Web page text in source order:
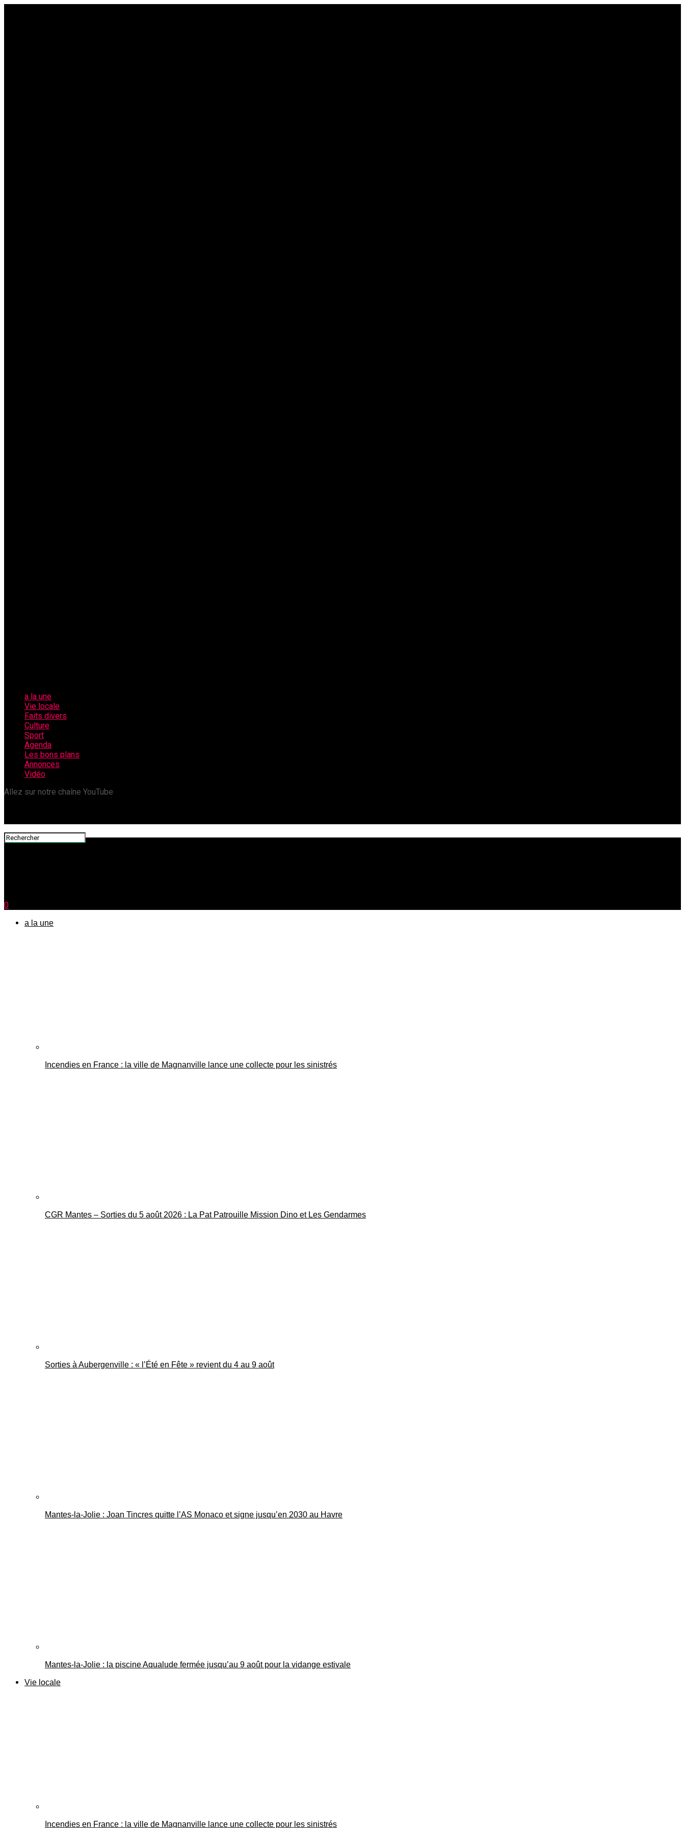
a la une
Vie locale
Faits divers
Culture
Sport
Agenda
Les bons plans
Annonces
Vidéo
Allez sur notre chaîne YouTube
0
a la une
Incendies en France : la ville de Magnanville lance une collecte pour les sinistrés
CGR Mantes – Sorties du 5 août 2026 : La Pat Patrouille Mission Dino et Les Gendarmes
Sorties à Aubergenville : « l’Été en Fête » revient du 4 au 9 août
Mantes-la-Jolie : Joan Tincres quitte l’AS Monaco et signe jusqu’en 2030 au Havre
Mantes-la-Jolie : la piscine Aqualude fermée jusqu’au 9 août pour la vidange estivale
Vie locale
Incendies en France : la ville de Magnanville lance une collecte pour les sinistrés